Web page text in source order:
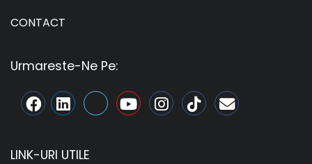
CONTACT
Urmareste-Ne Pe:
LINK-URI UTILE